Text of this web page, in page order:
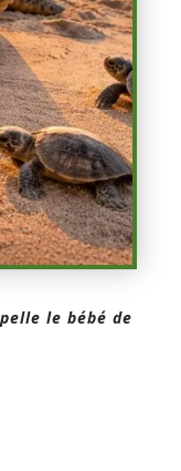
le bébé de